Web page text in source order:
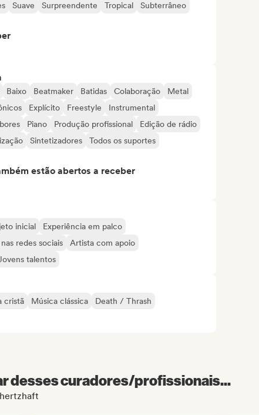
Suave Surpreendente Tropical
Subterrâneo
Baixo Beatmaker Batidas Colaboração
Metal
Explícito Freestyle
Instrumental
Piano Produção profissional
Edição de rádio
Sintetizadores
Todos os suportes
estão abertos a receber
inicial
Experiência em palco
redes sociais
Artista com apoio
talentos
cristã Música clássica
Death / Thrash
desses curadores/profissionais...